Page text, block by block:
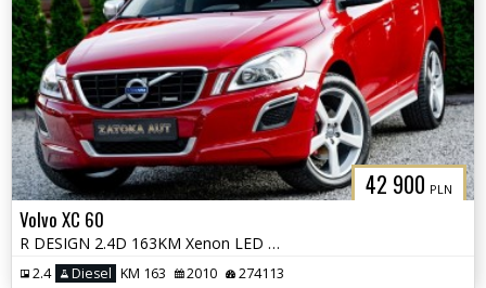
42 900 PLN
Volvo XC 60
R DESIGN 2.4D 163KM Xenon LED City Safety PDC HIFI Sound Navi Serwis
2.4 Diesel KM 163 2010 274113